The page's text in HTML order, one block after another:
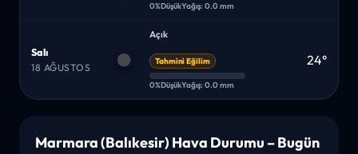
0%DüşükYağış: 0.0 mm
Salı
18 AĞUSTOS
Açık
Tahmini Eğilim
0%DüşükYağış: 0.0 mm
24°
Marmara (Balıkesir) Hava Durumu – Bugün